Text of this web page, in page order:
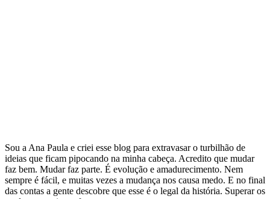
Sou a Ana Paula e criei esse blog para extravasar o turbilhão de
ideias que ficam pipocando na minha cabeça. Acredito que mudar
faz bem. Mudar faz parte. É evolução e amadurecimento. Nem
sempre é fácil, e muitas vezes a mudança nos causa medo. E no final
das contas a gente descobre que esse é o legal da história. Superar os